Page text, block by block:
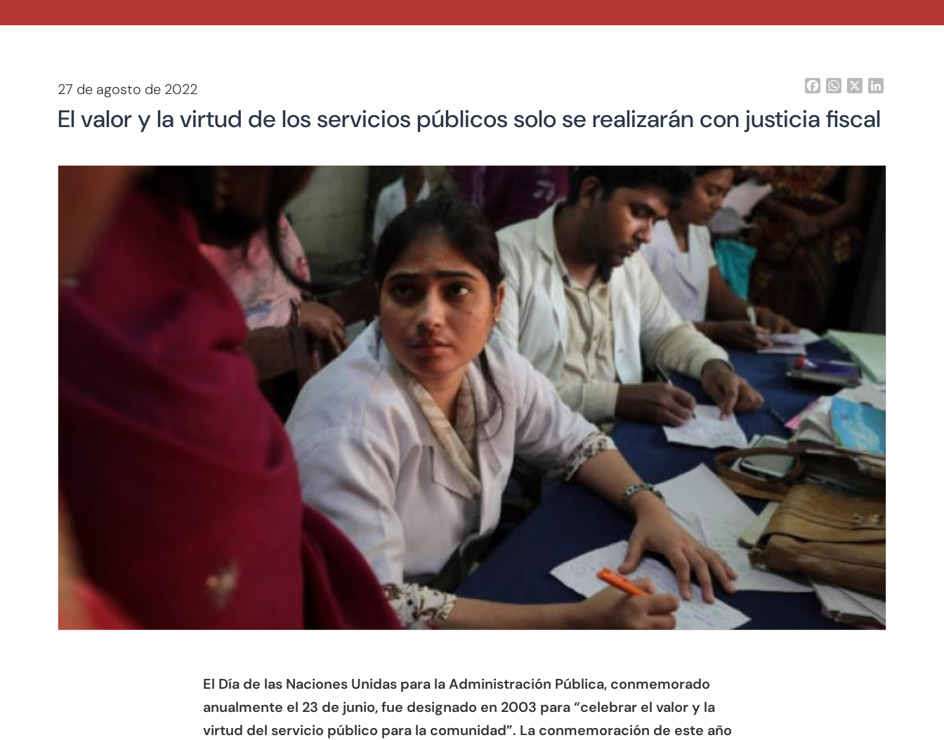
27 de agosto de 2022 FacebookWhatsApp
El valor y la virtud de los servicios públicos solo se realizarán con justicia fiscal
El Día de las Naciones Unidas para la Administración Pública, conmemorado
anualmente el 23 de junio, fue designado en 2003 para “celebrar el valor y la
virtud del servicio público para la comunidad”. La conmemoración de este año